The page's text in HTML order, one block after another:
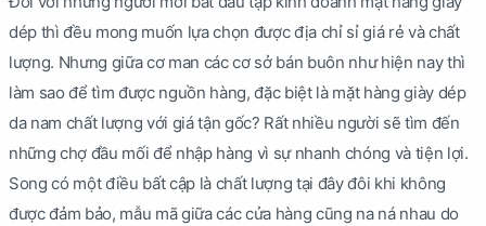
dép thì đều mong muốn lựa chọn được địa chỉ sỉ giá rẻ và chất
lượng. Nhưng giữa cơ man các cơ sở bán buôn như hiện nay thì
làm sao để tìm được nguồn hàng, đặc biệt là mặt hàng giày dép
da nam chất lượng với giá tận gốc? Rất nhiều người sẽ tìm đến
những chợ đầu mối để nhập hàng vì sự nhanh chóng và tiện lợi.
Song có một điều bất cập là chất lượng tại đây đôi khi không
được đảm bảo, mẫu mã giữa các cửa hàng cũng na ná nhau do